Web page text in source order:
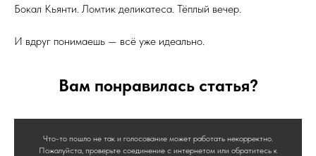
Бокал Кьянти. Ломтик деликатеса. Тёплый вечер.
И вдруг понимаешь — всё уже идеально.
Вам понравилась статья?
Что-то пошло не так и голосование может работать некорректно.
Пожалуйста, проверьте соединение с интернетом или обратитесь к